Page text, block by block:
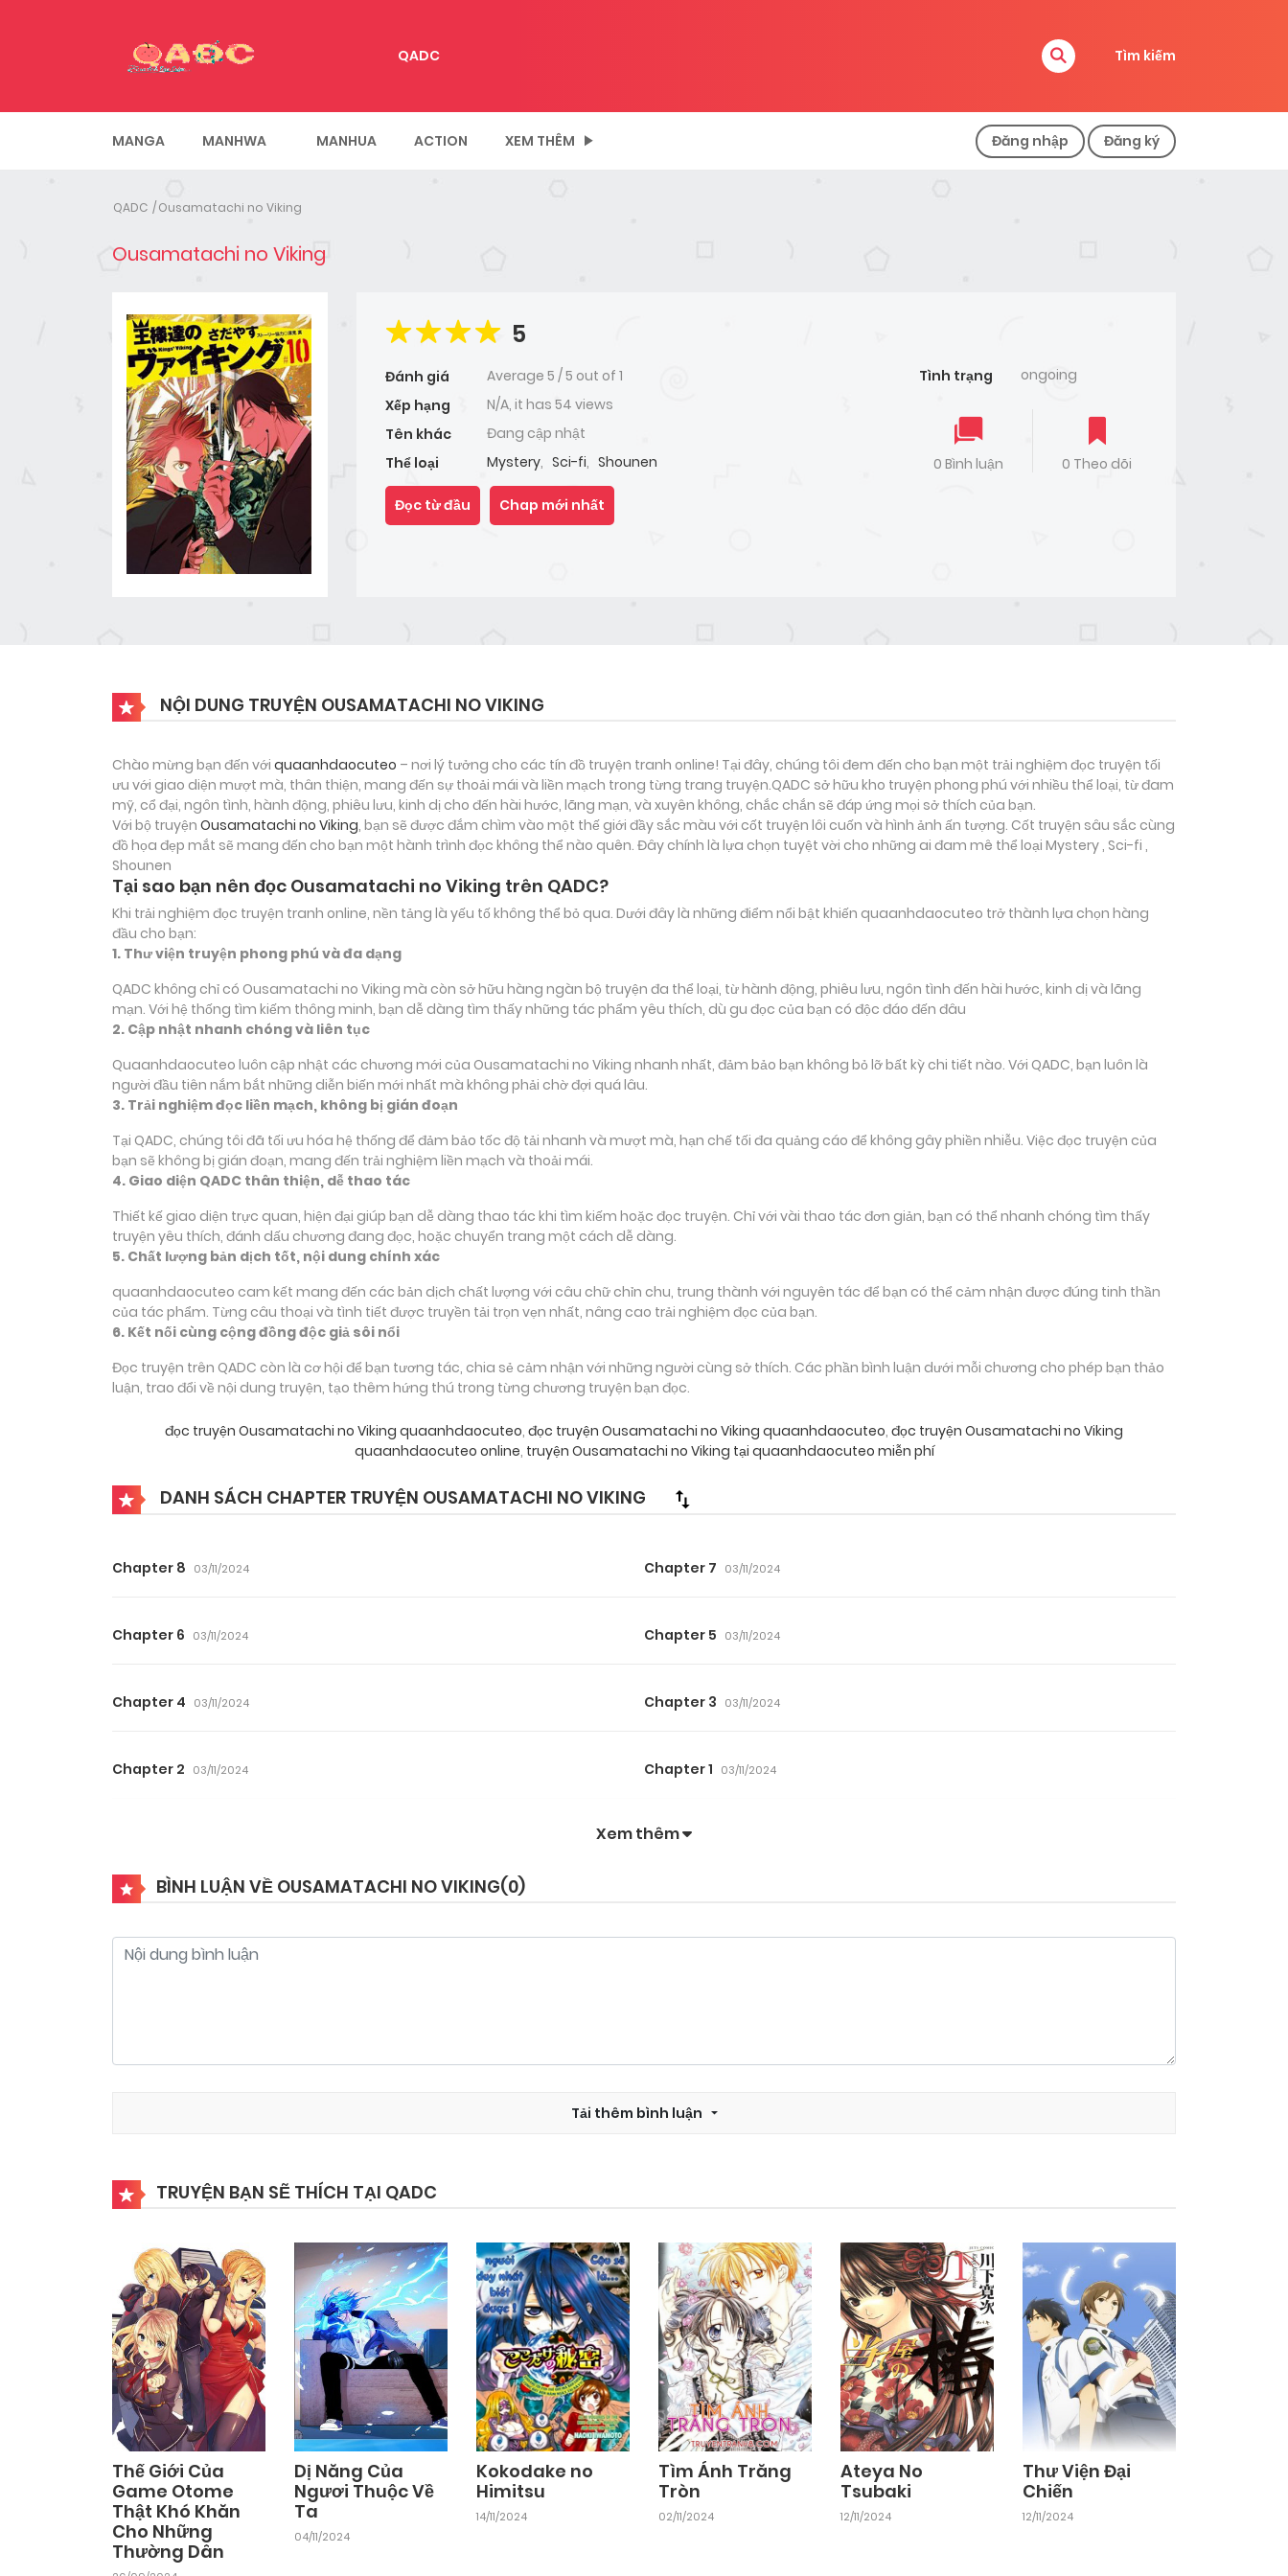
QADC Tìm kiếm
MANGA MANHWA MANHUA ACTION XEM THÊM Đăng nhập Đăng ký
QADC Ousamatachi no Viking
Ousamatachi no Viking
5
Đánh giá Average 5 /5 out of 1
Xếp hạng
N/A, it has 54 views
Tên khác
Đang cập nhật
Thể loại
Mystery, Sci-fi, Shounen
Tình trạng ongoing
0 Bình luận 0 Theo dõi
Đọc từ đầu Chap mới nhất
NỘI DUNG TRUYỆN OUSAMATACHI NO VIKING
Chào mừng bạn đến với quaanhdaocuteo – nơi lý tưởng cho các tín đồ truyện tranh online! Tại đây, chúng tôi đem đến cho bạn một trải nghiệm đọc truyện tối
ưu với giao diện mượt mà, thân thiện, mang đến sự thoải mái và liền mạch trong từng trang truyện.QADC sở hữu kho truyện phong phú với nhiều thể loại, từ đam
mỹ, cổ đại, ngôn tình, hành động, phiêu lưu, kinh dị cho đến hài hước, lãng mạn, và xuyên không, chắc chắn sẽ đáp ứng mọi sở thích của bạn.
Với bộ truyện Ousamatachi no Viking, bạn sẽ được đắm chìm vào một thế giới đầy sắc màu với cốt truyện lôi cuốn và hình ảnh ấn tượng. Cốt truyện sâu sắc cùng
đồ họa đẹp mắt sẽ mang đến cho bạn một hành trình đọc không thể nào quên. Đây chính là lựa chọn tuyệt vời cho những ai đam mê thể loại Mystery , Sci-fi ,
Shounen
Tại sao bạn nên đọc Ousamatachi no Viking trên QADC?
Khi trải nghiệm đọc truyện tranh online, nền tảng là yếu tố không thể bỏ qua. Dưới đây là những điểm nổi bật khiến quaanhdaocuteo trở thành lựa chọn hàng
đầu cho bạn:
1. Thư viện truyện phong phú và đa dạng
QADC không chỉ có Ousamatachi no Viking mà còn sở hữu hàng ngàn bộ truyện đa thể loại, từ hành động, phiêu lưu, ngôn tình đến hài hước, kinh dị và lãng
mạn. Với hệ thống tìm kiếm thông minh, bạn dễ dàng tìm thấy những tác phẩm yêu thích, dù gu đọc của bạn có độc đáo đến đâu
2. Cập nhật nhanh chóng và liên tục
Quaanhdaocuteo luôn cập nhật các chương mới của Ousamatachi no Viking nhanh nhất, đảm bảo bạn không bỏ lỡ bất kỳ chi tiết nào. Với QADC, bạn luôn là
người đầu tiên nắm bắt những diễn biến mới nhất mà không phải chờ đợi quá lâu.
3. Trải nghiệm đọc liền mạch, không bị gián đoạn
Tại QADC, chúng tôi đã tối ưu hóa hệ thống để đảm bảo tốc độ tải nhanh và mượt mà, hạn chế tối đa quảng cáo để không gây phiền nhiễu. Việc đọc truyện của
bạn sẽ không bị gián đoạn, mang đến trải nghiệm liền mạch và thoải mái.
4. Giao diện QADC thân thiện, dễ thao tác
Thiết kế giao diện trực quan, hiện đại giúp bạn dễ dàng thao tác khi tìm kiếm hoặc đọc truyện. Chỉ với vài thao tác đơn giản, bạn có thể nhanh chóng tìm thấy
truyện yêu thích, đánh dấu chương đang đọc, hoặc chuyển trang một cách dễ dàng.
5. Chất lượng bản dịch tốt, nội dung chính xác
quaanhdaocuteo cam kết mang đến các bản dịch chất lượng với câu chữ chỉn chu, trung thành với nguyên tác để bạn có thể cảm nhận được đúng tinh thần
của tác phẩm. Từng câu thoại và tình tiết được truyền tải trọn vẹn nhất, nâng cao trải nghiệm đọc của bạn.
6. Kết nối cùng cộng đồng độc giả sôi nổi
Đọc truyện trên QADC còn là cơ hội để bạn tương tác, chia sẻ cảm nhận với những người cùng sở thích. Các phần bình luận dưới mỗi chương cho phép bạn thảo
luận, trao đổi về nội dung truyện, tạo thêm hứng thú trong từng chương truyện bạn đọc.
đọc truyện Ousamatachi no Viking quaanhdaocuteo, đọc truyện Ousamatachi no Viking quaanhdaocuteo, đọc truyện Ousamatachi no Viking
quaanhdaocuteo online, truyện Ousamatachi no Viking tại quaanhdaocuteo miễn phí
DANH SÁCH CHAPTER TRUYỆN OUSAMATACHI NO VIKING
Chapter 8 03/11/2024 Chapter 7 03/11/2024
Chapter 6 03/11/2024 Chapter 5 03/11/2024
Chapter 4 03/11/2024 Chapter 3 03/11/2024
Chapter 2 03/11/2024 Chapter 1 03/11/2024
Xem thêm
BÌNH LUẬN VỀ OUSAMATACHI NO VIKING(0)
Tải thêm bình luận
TRUYỆN BẠN SẼ THÍCH TẠI QADC
Thế Giới Của
Game Otome
Thật Khó Khăn
Cho Những
Thường Dân
Dị Năng Của
Ngươi Thuộc Về
Ta
04/11/2024
Kokodake no
Himitsu
14/11/2024
Tìm Ánh Trăng
Tròn
02/11/2024
Ateya No
Tsubaki
12/11/2024
Thư Viện Đại
Chiến
12/11/2024